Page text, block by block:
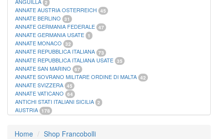
2
ANNATE AUSTRIA OSTERREICH 45
ANNATE BERLINO 31
ANNATE GERMANIA FEDERALE 47
ANNATE GERMANIA USATE 1
ANNATE MONACO 32
ANNATE REPUBBLICA ITALIANA 73
ANNATE REPUBBLICA ITALIANA USATE 35
ANNATE SAN MARINO 67
ANNATE SOVRANO MILITARE ORDINE DI MALTA 42
ANNATE SVIZZERA 45
ANNATE VATICANO 64
ANTICHI STATI ITALIANI SICILIA 2
AUSTRIA 178
CASTELROSSO 10
Home
Shop Francobolli